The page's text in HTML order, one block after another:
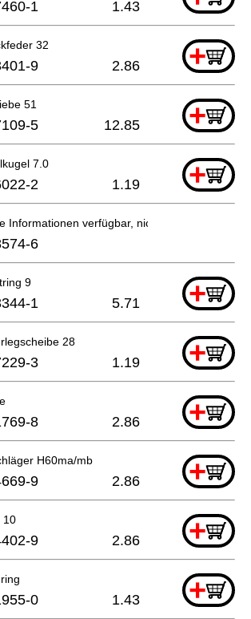
1 1.43
32 +
9 2.86
51 +
5 12.85
7.0 +
2 1.19
Informationen verfügbar, nicht bestellbar
6
9 +
1 5.71
28 +
3 1.19
+
8 2.86
H60ma/mb +
9 2.86
10 +
9 2.86
+
0 1.43